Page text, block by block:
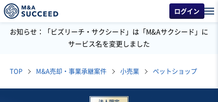
ログイン
お知らせ：「ビズリーチ・サクシード」は「M&Aサクシード」に
サービス名を変更しました
TOP M&A売却・事業承継案件 小売業 ペットショップ